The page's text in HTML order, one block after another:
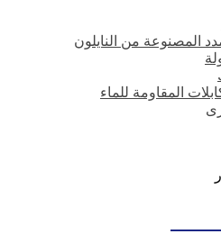
المصنوعة من النايلون
المقاومة للماء